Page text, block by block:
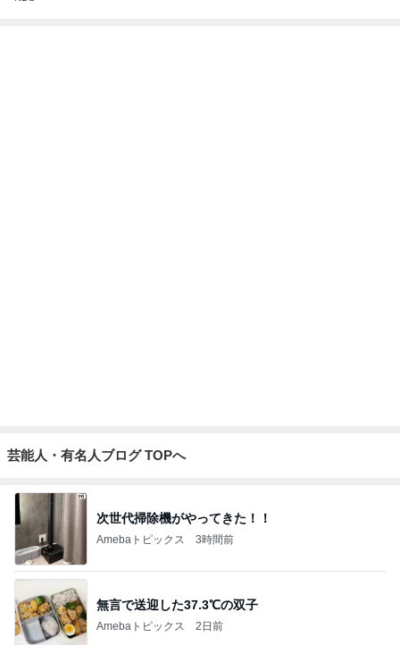
芸能人・有名人ブログ TOPへ
次世代掃除機がやってきた！！
Amebaトピックス 3時間前
無言で送迎した37.3℃の双子
Amebaトピックス 2日前